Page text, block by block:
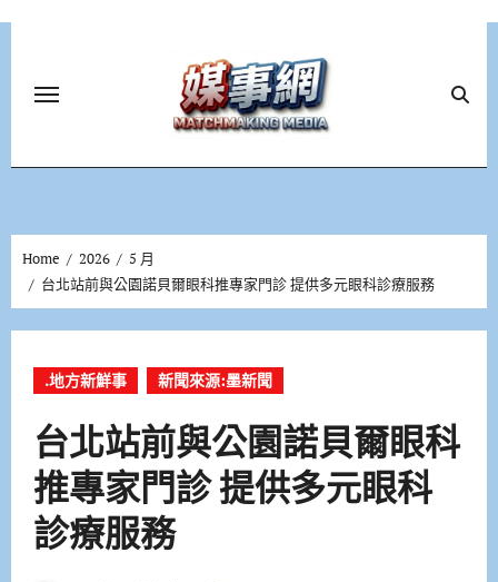
Home 2026
5 月
台北站前與公園諾貝爾眼科推專家門診 提供多元眼科診療服務
.地方新鮮事 新聞來源:墨新聞
台北站前與公園諾貝爾眼科
推專家門診 提供多元眼科
診療服務